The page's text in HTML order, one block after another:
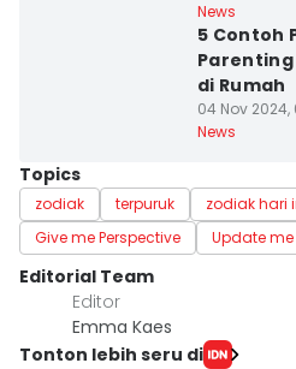
News
5 Contoh
di Rumah
04 Nov 2024,
News
Topics
zodiak terpuruk zodiak hari
Give me Perspective
Update me
Editorial Team
Editor
Emma Kaes
Tonton lebih seru di